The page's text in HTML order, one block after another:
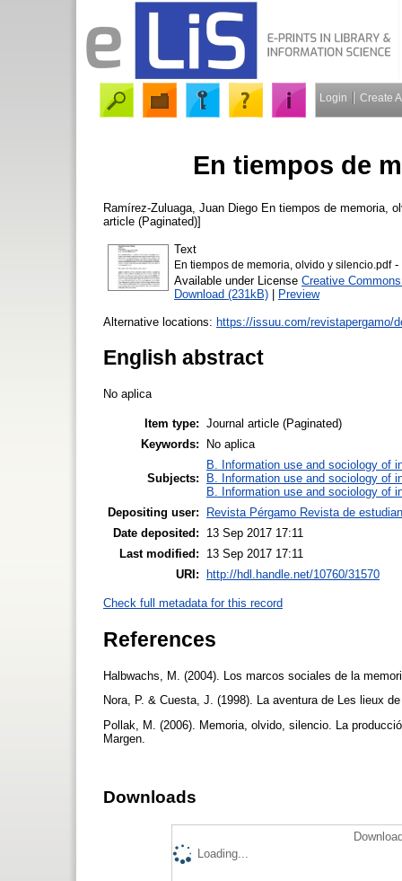
Login Create
En tiempos de
Ramírez-Zuluaga, Juan Diego En tiempos de memoria,
article (Paginated)]
Text
En tiempos de memoria, olvido y silencio.pdf-
Available under License Creative
Download (231kB) | Preview
Alternative locations: https://issuu.com/revistapergamo/
English abstract
No aplica
Item type: Journal article (Paginated)
Keywords:
No aplica
Subjects:
B. Information use and sociology of
B. Information use and sociology of
B. Information use and sociology of
Depositing user:
Revista Pérgamo Revista de
Date deposited:
13 Sep 2017 17:11
Last modified:
13 Sep 2017 17:11
URI: http://hdl.handle.net/10760/31570
Check full metadata for this record
References
Halbwachs, M. (2004). Los marcos sociales de la
Nora, P. & Cuesta, J. (1998). La aventura de Les lieux
Pollak, M. (2006). Memoria, olvido, silencio. La
Margen.
Downloads
Loading...